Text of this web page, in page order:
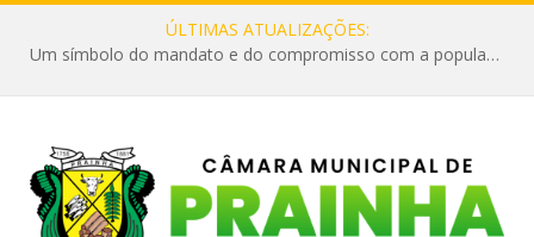
ÚLTIMAS ATUALIZAÇÕES:
Um símbolo do mandato e do compromisso com a população